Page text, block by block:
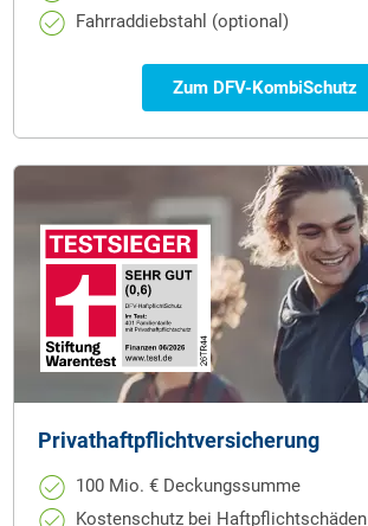
Fahrraddiebstahl (optional)
Zum DFV-KombiSchutz
Privathaftpflicht­versicherung
100 Mio. € Deckungssumme
Kostenschutz bei Haftpflichtschäden